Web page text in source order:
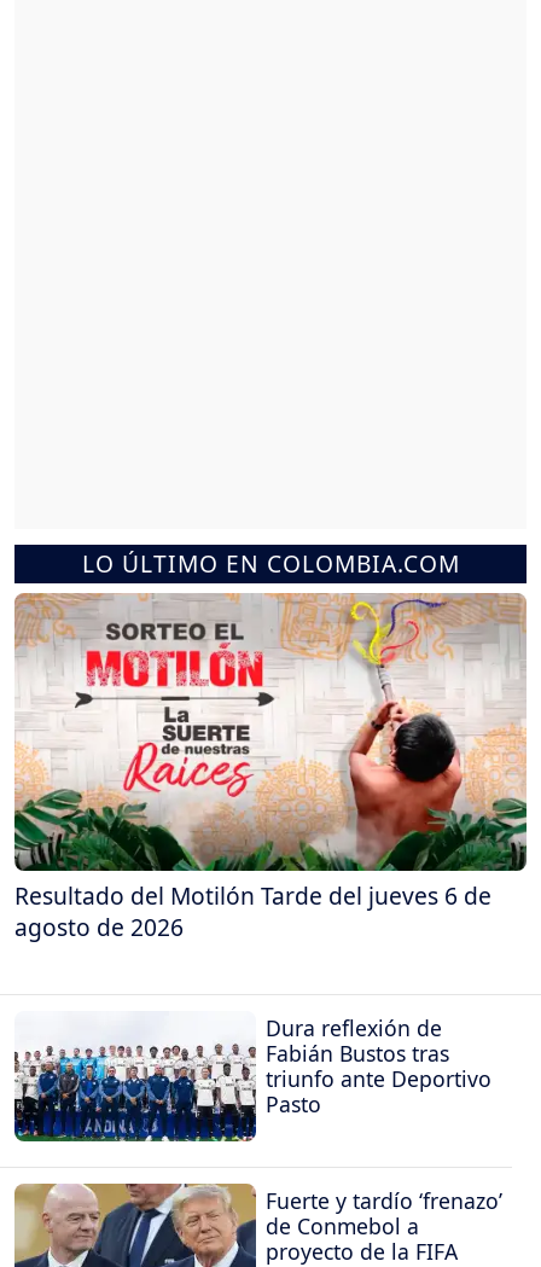
LO ÚLTIMO EN COLOMBIA.COM
Resultado del Motilón Tarde del jueves 6 de
agosto de 2026
Dura reflexión de
Fabián Bustos tras
triunfo ante Deportivo
Pasto
Fuerte y tardío ‘frenazo’
de Conmebol a
proyecto de la FIFA